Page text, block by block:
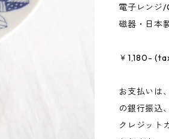
電子レンジ
磁器・日本
￥1,180-
お支払いは
の銀行振込
クレジット